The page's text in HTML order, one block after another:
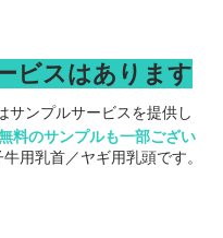
ビスはあります
サンプルサービスを提供し
料のサンプルも一部ござい
用乳首／ヤギ用乳頭です。